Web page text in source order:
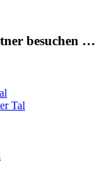
besuchen …
Tal